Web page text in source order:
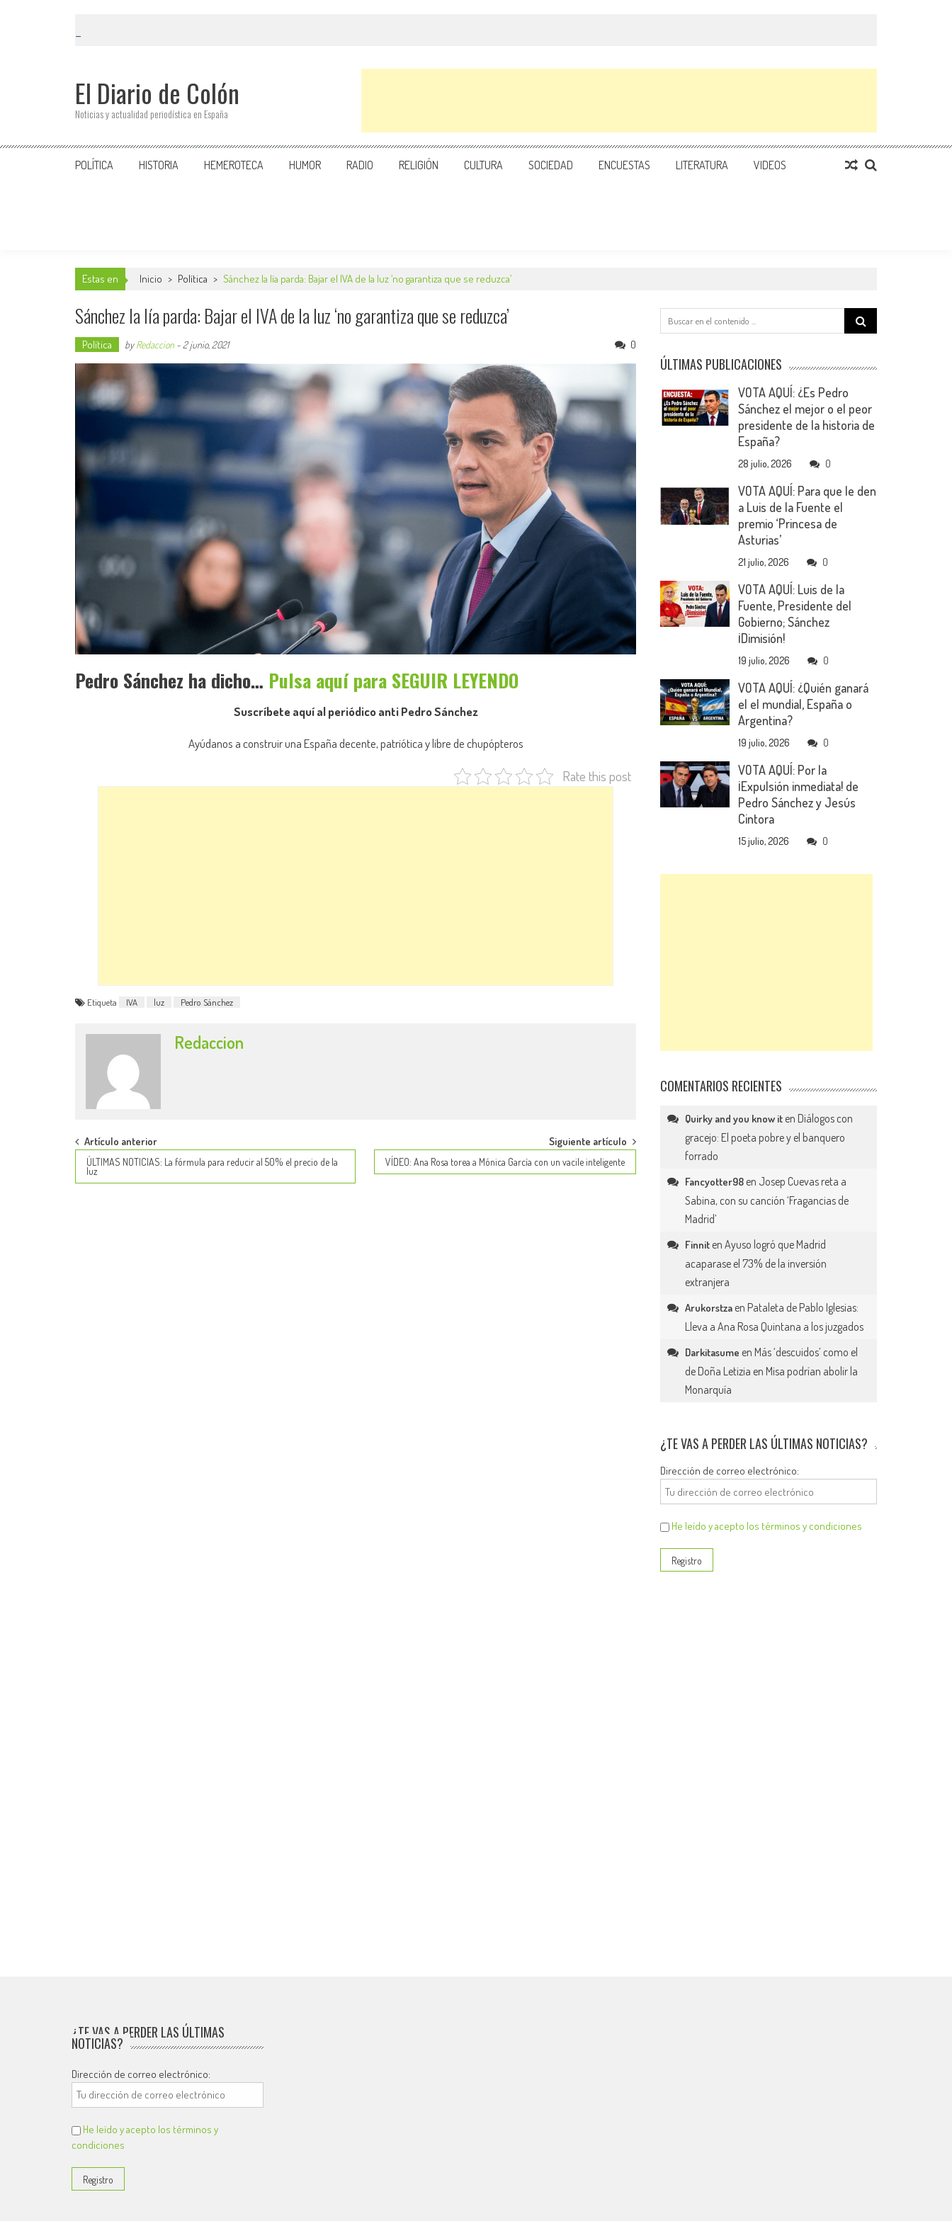
El Diario de Colón
Noticias y actualidad periodística en España
POLÍTICA HISTORIA HEMEROTECA HUMOR RADIO RELIGIÓN CULTURA SOCIEDAD ENCUESTAS LITERATURA VIDEOS
Estas en Inicio > Política > Sánchez la lía parda: Bajar el IVA de la luz ‘no garantiza que se reduzca’
Sánchez la lía parda: Bajar el IVA de la luz ‘no garantiza que se reduzca’
Política byRedaccion - 2 junio, 2021 0
Pedro Sánchez ha dicho… Pulsa aquí para SEGUIR LEYENDO
Suscríbete aquí al periódico anti Pedro Sánchez
Ayúdanos a construir una España decente, patriótica y libre de chupópteros
Rate this post
Etiqueta IVA luz Pedro Sánchez
Redaccion
Post
navigation
Artículo anterior
ÚLTIMAS NOTICIAS: La fórmula para reducir al 50% el precio de la
luz
Siguiente artículo
VÍDEO: Ana Rosa torea a Mónica García con un vacile inteligente
Search
for:
ÚLTIMAS PUBLICACIONES
VOTA AQUÍ: ¿Es Pedro
Sánchez el mejor o el peor
presidente de la historia de
España?
28 julio, 2026 0
VOTA AQUÍ: Para que le den
a Luis de la Fuente el
premio ‘Princesa de
Asturias’
21 julio, 2026 0
VOTA AQUÍ: Luis de la
Fuente, Presidente del
Gobierno; Sánchez
¡Dimisión!
19 julio, 2026 0
VOTA AQUÍ: ¿Quién ganará
el el mundial, España o
Argentina?
19 julio, 2026 0
VOTA AQUÍ: Por la
¡Expulsión inmediata! de
Pedro Sánchez y Jesús
Cintora
15 julio, 2026 0
COMENTARIOS RECIENTES
Quirky and you know it en Diálogos con
gracejo: El poeta pobre y el banquero
forrado
Fancyotter98 en Josep Cuevas reta a
Sabina, con su canción ‘Fragancias de
Madrid’
Finnit enAyuso logró que Madrid
acaparase el 73% de la inversión
extranjera
Arukorstza en Pataleta de Pablo Iglesias:
Lleva a Ana Rosa Quintana a los juzgados
Darkitasume en Más ‘descuidos’ como el
de Doña Letizia en Misa podrían abolir la
Monarquía
¿TE VAS A PERDER LAS ÚLTIMAS NOTICIAS?
Dirección de correo electrónico:
He leído y acepto los términos y condiciones
¿TE VAS A PERDER LAS ÚLTIMAS
NOTICIAS?
Dirección de correo electrónico:
He leído y acepto los términos y
condiciones